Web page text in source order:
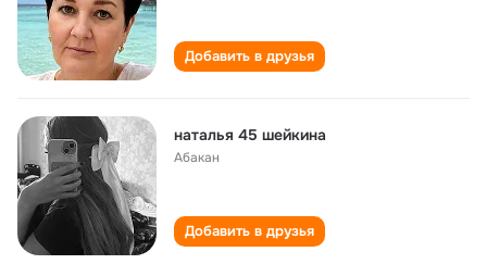
Добавить в друзья
наталья 45 шейкина
Абакан
Добавить в друзья